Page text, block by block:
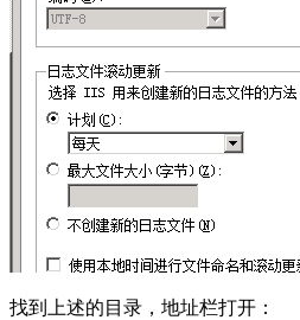
找到上述的目录，地址栏打开：